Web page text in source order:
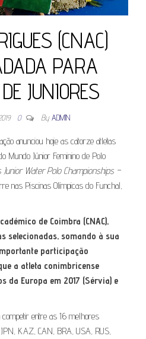
(CNAC)
PARA
JUNIORES
0 By ADMIN
anunciou hoje as catorze atletas
Mundo Júnior Feminino de Polo
Junior Water Polo Championships –
nas Piscinas Olímpicas do Funchal,
de Coimbra (CNAC),
selecionadas, somando à sua
participação
a atleta conimbricense
da Europa em 2017 (Sérvia) e
entre as 16 melhores
KAZ, CAN, BRA, USA, RUS,